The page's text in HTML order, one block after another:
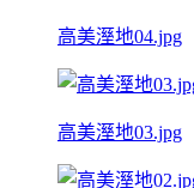
高美溼地04.jpg
高美溼地03.jpg